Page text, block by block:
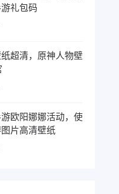
礼包码
超清，原神人物壁
欧阳娜娜活动，使
片高清壁纸